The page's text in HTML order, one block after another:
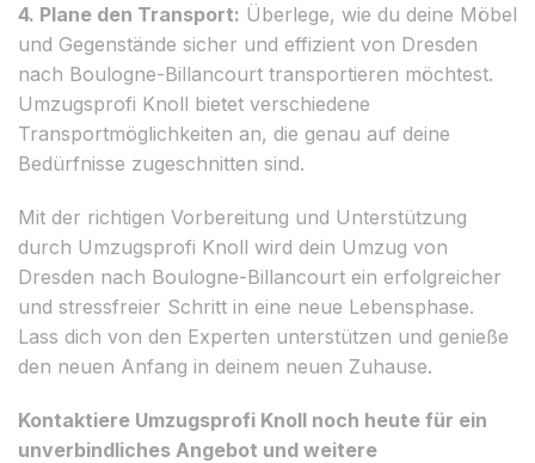
4. Plane den Transport: Überlege, wie du deine Möbel
und Gegenstände sicher und effizient von Dresden
nach Boulogne-Billancourt transportieren möchtest.
Umzugsprofi Knoll bietet verschiedene
Transportmöglichkeiten an, die genau auf deine
Bedürfnisse zugeschnitten sind.
Mit der richtigen Vorbereitung und Unterstützung
durch Umzugsprofi Knoll wird dein Umzug von
Dresden nach Boulogne-Billancourt ein erfolgreicher
und stressfreier Schritt in eine neue Lebensphase.
Lass dich von den Experten unterstützen und genieße
den neuen Anfang in deinem neuen Zuhause.
Kontaktiere Umzugsprofi Knoll noch heute für ein
unverbindliches Angebot und weitere